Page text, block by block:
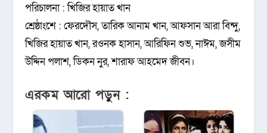
পরিচালনা : খিজির হায়াত খান
শ্রেষ্ঠাংশে : ফেরদৌস, তারিক আনাম খান, আফসান আরা বিন্দু,
খিজির হায়াত খান, রওনক হাসান, আরিফিন শুভ, নাঈম, জসীম
উদ্দিন পলাশ, ডিকন নুর, শারাফ আহমেদ জীবন।
এরকম আরো পড়ুন :